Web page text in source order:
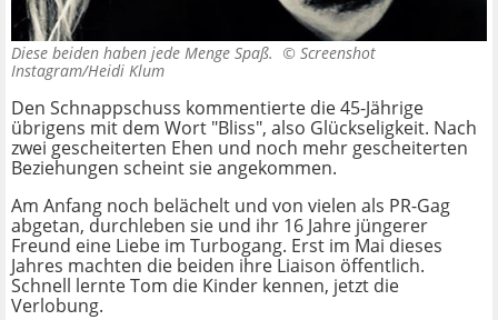
Diese beiden haben jede Menge Spaß. © Screenshot
Instagram/Heidi Klum
Den Schnappschuss kommentierte die 45-Jährige
übrigens mit dem Wort "Bliss", also Glückseligkeit. Nach
zwei gescheiterten Ehen und noch mehr gescheiterten
Beziehungen scheint sie angekommen.
Am Anfang noch belächelt und von vielen als PR-Gag
abgetan, durchleben sie und ihr 16 Jahre jüngerer
Freund eine Liebe im Turbogang. Erst im Mai dieses
Jahres machten die beiden ihre Liaison öffentlich.
Schnell lernte Tom die Kinder kennen, jetzt die
Verlobung.